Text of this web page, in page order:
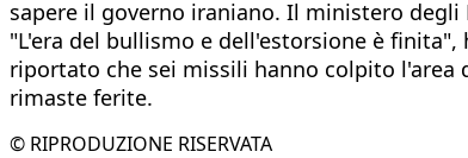
sapere il governo iraniano. Il ministero
"L'era del bullismo e dell'estorsione è
riportato che sei missili hanno colpito l'area
rimaste ferite.
© RIPRODUZIONE RISERVATA